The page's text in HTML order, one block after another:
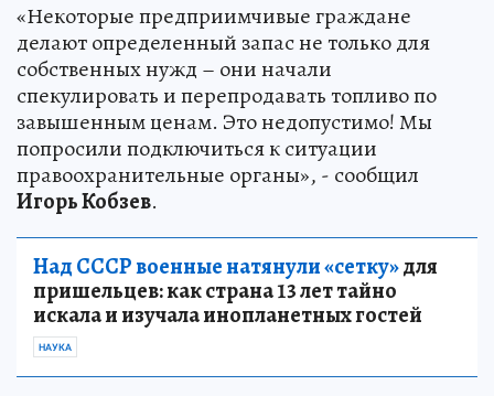
«Некоторые предприимчивые граждане
делают определенный запас не только для
собственных нужд – они начали
спекулировать и перепродавать топливо по
завышенным ценам. Это недопустимо! Мы
попросили подключиться к ситуации
правоохранительные органы», - сообщил
Игорь Кобзев.
Над СССР военные натянули «сетку»для
пришельцев: как страна 13 лет тайно
искала и изучала инопланетных гостей
НАУКА